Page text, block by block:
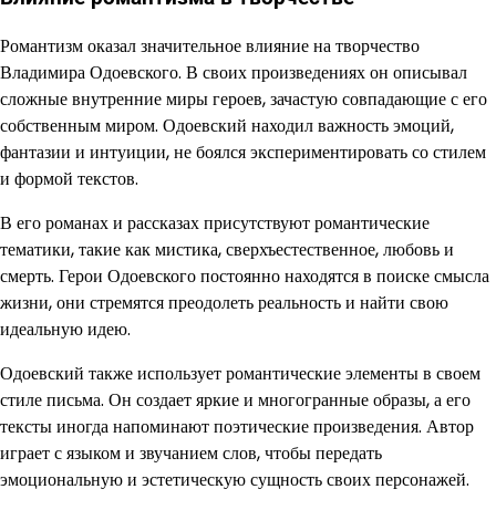
Романтизм оказал значительное влияние на творчество
Владимира Одоевского. В своих произведениях он описывал
сложные внутренние миры героев, зачастую совпадающие с его
собственным миром. Одоевский находил важность эмоций,
фантазии и интуиции, не боялся экспериментировать со стилем
и формой текстов.
В его романах и рассказах присутствуют романтические
тематики, такие как мистика, сверхъестественное, любовь и
смерть. Герои Одоевского постоянно находятся в поиске смысла
жизни, они стремятся преодолеть реальность и найти свою
идеальную идею.
Одоевский также использует романтические элементы в своем
стиле письма. Он создает яркие и многогранные образы, а его
тексты иногда напоминают поэтические произведения. Автор
играет с языком и звучанием слов, чтобы передать
эмоциональную и эстетическую сущность своих персонажей.